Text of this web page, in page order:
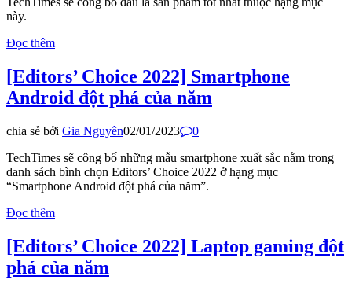
này.​
Đọc thêm
[Editors’ Choice 2022] Smartphone
Android đột phá của năm
chia sẻ bởi Gia Nguyên02/01/2023
0
TechTimes sẽ công bố những mẫu smartphone xuất sắc nằm trong
danh sách bình chọn Editors’ Choice 2022 ở hạng mục
“Smartphone Android đột phá của năm”.​
Đọc thêm
[Editors’ Choice 2022] Laptop gaming đột
phá của năm